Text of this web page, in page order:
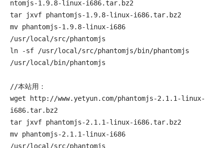
ntomjs-1.9.8-linux-i686.tar.bz2
tar jxvf phantomjs-1.9.8-linux-i686.tar.bz2
mv phantomjs-1.9.8-linux-i686
/usr/local/src/phantomjs
ln -sf /usr/local/src/phantomjs/bin/phantomjs
/usr/local/bin/phantomjs
//本站用：
wget http://www.yetyun.com/phantomjs-2.1.1-linux-
i686.tar.bz2
tar jxvf phantomjs-2.1.1-linux-i686.tar.bz2
mv phantomjs-2.1.1-linux-i686
/usr/local/src/phantomjs